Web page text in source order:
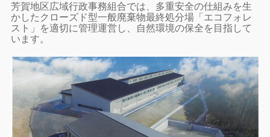
芳賀地区広域行政事務組合では、多重安全の仕組みを生
かしたクローズド型一般廃棄物最終処分場「エコフォレ
スト」を適切に管理運営し、自然環境の保全を目指して
います。